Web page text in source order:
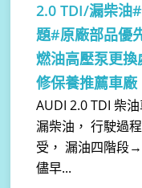
2.0 TDI/漏柴油
題#原廠部品優
燃油高壓泵更
修保養推薦車廠
AUDI 2.0 TDI 柴
漏柴油， 行駛過
受， 漏油四階段
儘早...